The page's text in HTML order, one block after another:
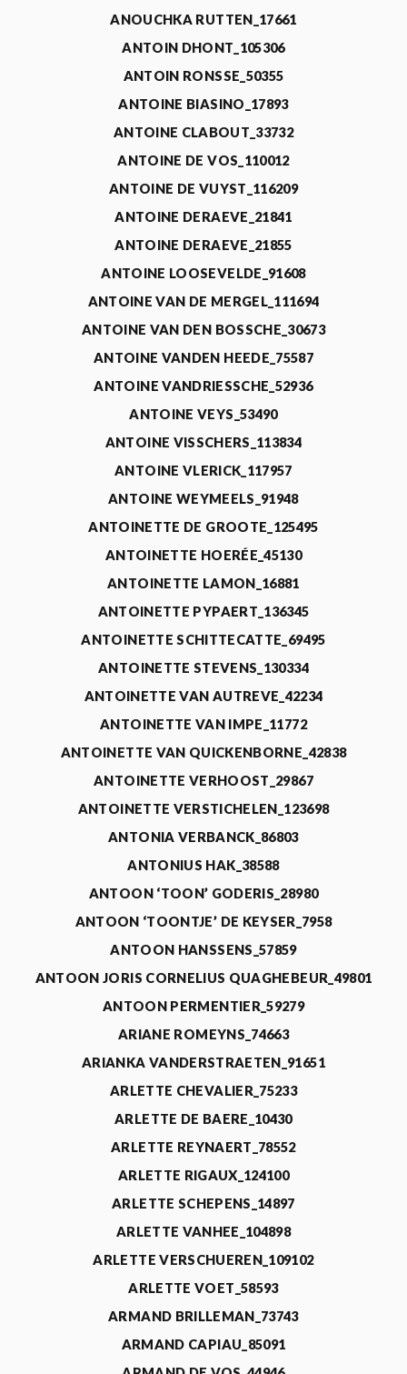
ANOUCHKA RUTTEN_17661
ANTOIN DHONT_105306
ANTOIN RONSSE_50355
ANTOINE BIASINO_17893
ANTOINE CLABOUT_33732
ANTOINE DE VOS_110012
ANTOINE DE VUYST_116209
ANTOINE DERAEVE_21841
ANTOINE DERAEVE_21855
ANTOINE LOOSEVELDE_91608
ANTOINE VAN DE MERGEL_111694
ANTOINE VAN DEN BOSSCHE_30673
ANTOINE VANDEN HEEDE_75587
ANTOINE VANDRIESSCHE_52936
ANTOINE VEYS_53490
ANTOINE VISSCHERS_113834
ANTOINE VLERICK_117957
ANTOINE WEYMEELS_91948
ANTOINETTE DE GROOTE_125495
ANTOINETTE HOERÉE_45130
ANTOINETTE LAMON_16881
ANTOINETTE PYPAERT_136345
ANTOINETTE SCHITTECATTE_69495
ANTOINETTE STEVENS_130334
ANTOINETTE VAN AUTREVE_42234
ANTOINETTE VAN IMPE_11772
ANTOINETTE VAN QUICKENBORNE_42838
ANTOINETTE VERHOOST_29867
ANTOINETTE VERSTICHELEN_123698
ANTONIA VERBANCK_86803
ANTONIUS HAK_38588
ANTOON ‘TOON’ GODERIS_28980
ANTOON ‘TOONTJE’ DE KEYSER_7958
ANTOON HANSSENS_57859
ANTOON JORIS CORNELIUS QUAGHEBEUR_49801
ANTOON PERMENTIER_59279
ARIANE ROMEYNS_74663
ARIANKA VANDERSTRAETEN_91651
ARLETTE CHEVALIER_75233
ARLETTE DE BAERE_10430
ARLETTE REYNAERT_78552
ARLETTE RIGAUX_124100
ARLETTE SCHEPENS_14897
ARLETTE VANHEE_104898
ARLETTE VERSCHUEREN_109102
ARLETTE VOET_58593
ARMAND BRILLEMAN_73743
ARMAND CAPIAU_85091